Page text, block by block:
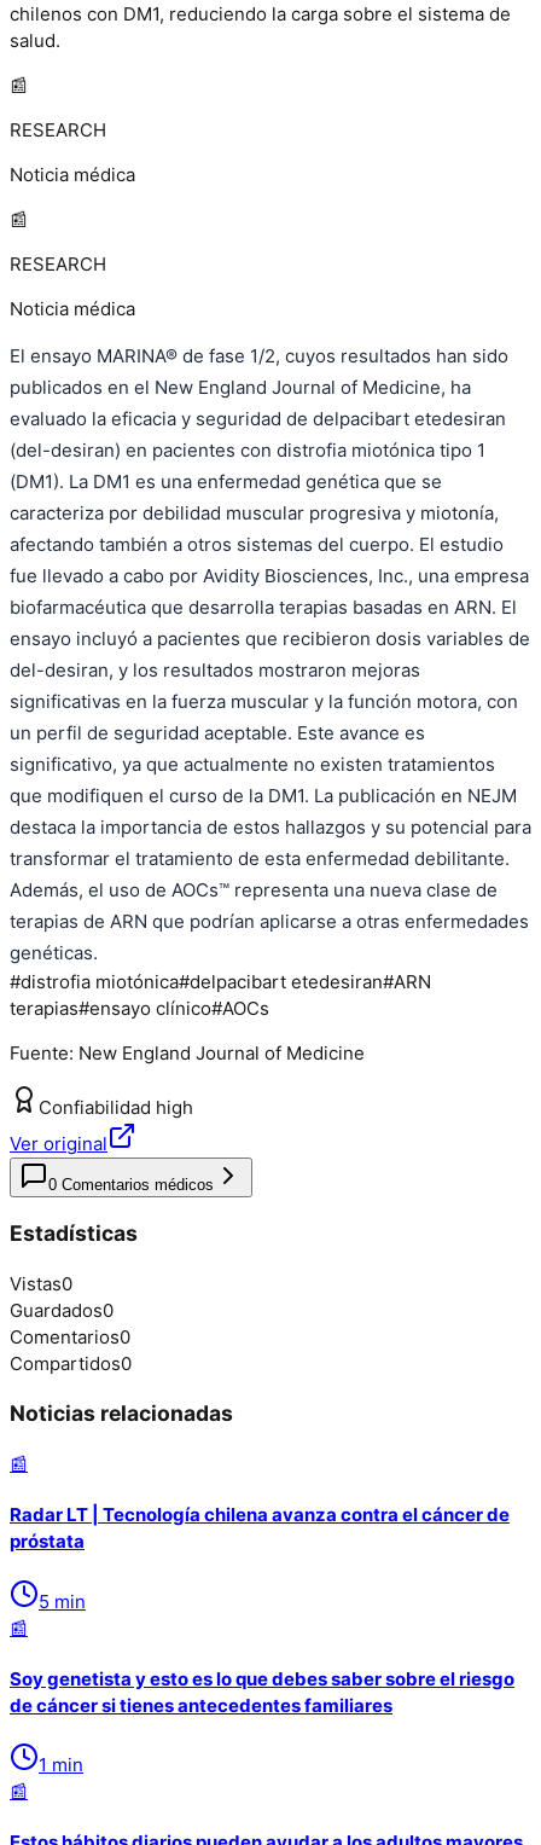
chilenos con DM1, reduciendo la carga sobre el sistema de
salud.
📰
RESEARCH
Noticia médica
📰
RESEARCH
Noticia médica
El ensayo MARINA® de fase 1/2, cuyos resultados han sido
publicados en el New England Journal of Medicine, ha
evaluado la eficacia y seguridad de delpacibart etedesiran
(del-desiran) en pacientes con distrofia miotónica tipo 1
(DM1). La DM1 es una enfermedad genética que se
caracteriza por debilidad muscular progresiva y miotonía,
afectando también a otros sistemas del cuerpo. El estudio
fue llevado a cabo por Avidity Biosciences, Inc., una empresa
biofarmacéutica que desarrolla terapias basadas en ARN. El
ensayo incluyó a pacientes que recibieron dosis variables de
del-desiran, y los resultados mostraron mejoras
significativas en la fuerza muscular y la función motora, con
un perfil de seguridad aceptable. Este avance es
significativo, ya que actualmente no existen tratamientos
que modifiquen el curso de la DM1. La publicación en NEJM
destaca la importancia de estos hallazgos y su potencial para
transformar el tratamiento de esta enfermedad debilitante.
Además, el uso de AOCs™ representa una nueva clase de
terapias de ARN que podrían aplicarse a otras enfermedades
genéticas.
#distrofia miotónica#delpacibart etedesiran#ARN
terapias#ensayo clínico#AOCs
Fuente: New England Journal of Medicine
Confiabilidad high
Ver original
0 Comentarios médicos
Estadísticas
Vistas0
Guardados0
Comentarios0
Compartidos0
Noticias relacionadas
📰
Radar LT | Tecnología chilena avanza contra el cáncer de
próstata
5 min
📰
Soy genetista y esto es lo que debes saber sobre el riesgo
de cáncer si tienes antecedentes familiares
1 min
📰